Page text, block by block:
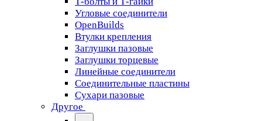
Угловые соединители
OpenBuilds
Втулки крепления
Заглушки пазовые
Заглушки торцевые
Линейные соединители
Соединительные пластины
Сухари пазовые
Другое